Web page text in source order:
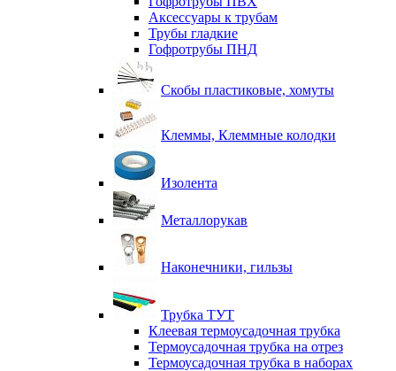
Аксессуары к трубам
Трубы гладкие
Гофротрубы ПНД
Скобы пластиковые, хомуты
Клеммы, Клеммные колодки
Изолента
Металлорукав
Наконечники, гильзы
Трубка ТУТ
Клеевая термоусадочная трубка
Термоусадочная трубка на отрез
Термоусадочная трубка в наборах